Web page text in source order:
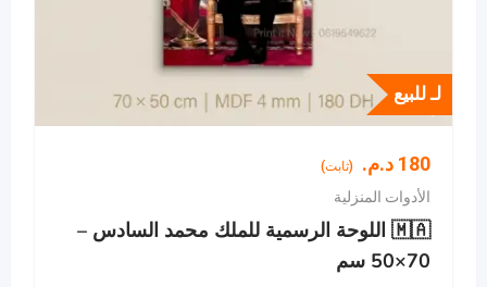
لـ للبيع
180 د.م. (ثابت)
الأدوات المنزلية
🇲🇦 اللوحة الرسمية للملك محمد السادس –
70×50 سم